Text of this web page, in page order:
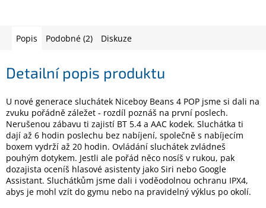
Dílna
spotřebiče
Počítače
a
notebooky
Elektronika
Popis Podobné (2) Diskuze
Detailní popis produktu
U nové generace sluchátek Niceboy Beans 4 POP jsme si dali na
zvuku pořádně záležet - rozdíl poznáš na první poslech.
Nerušenou zábavu ti zajistí BT 5.4 a AAC kodek. Sluchátka ti
dají až 6 hodin poslechu bez nabíjení, společně s nabíjecím
boxem vydrží až 20 hodin. Ovládání sluchátek zvládneš
pouhým dotykem. Jestli ale pořád něco nosíš v rukou, pak
dozajista oceníš hlasové asistenty jako Siri nebo Google
Assistant. Sluchátkům jsme dali i voděodolnou ochranu IPX4,
abys je mohl vzít do gymu nebo na pravidelný výklus po okolí.